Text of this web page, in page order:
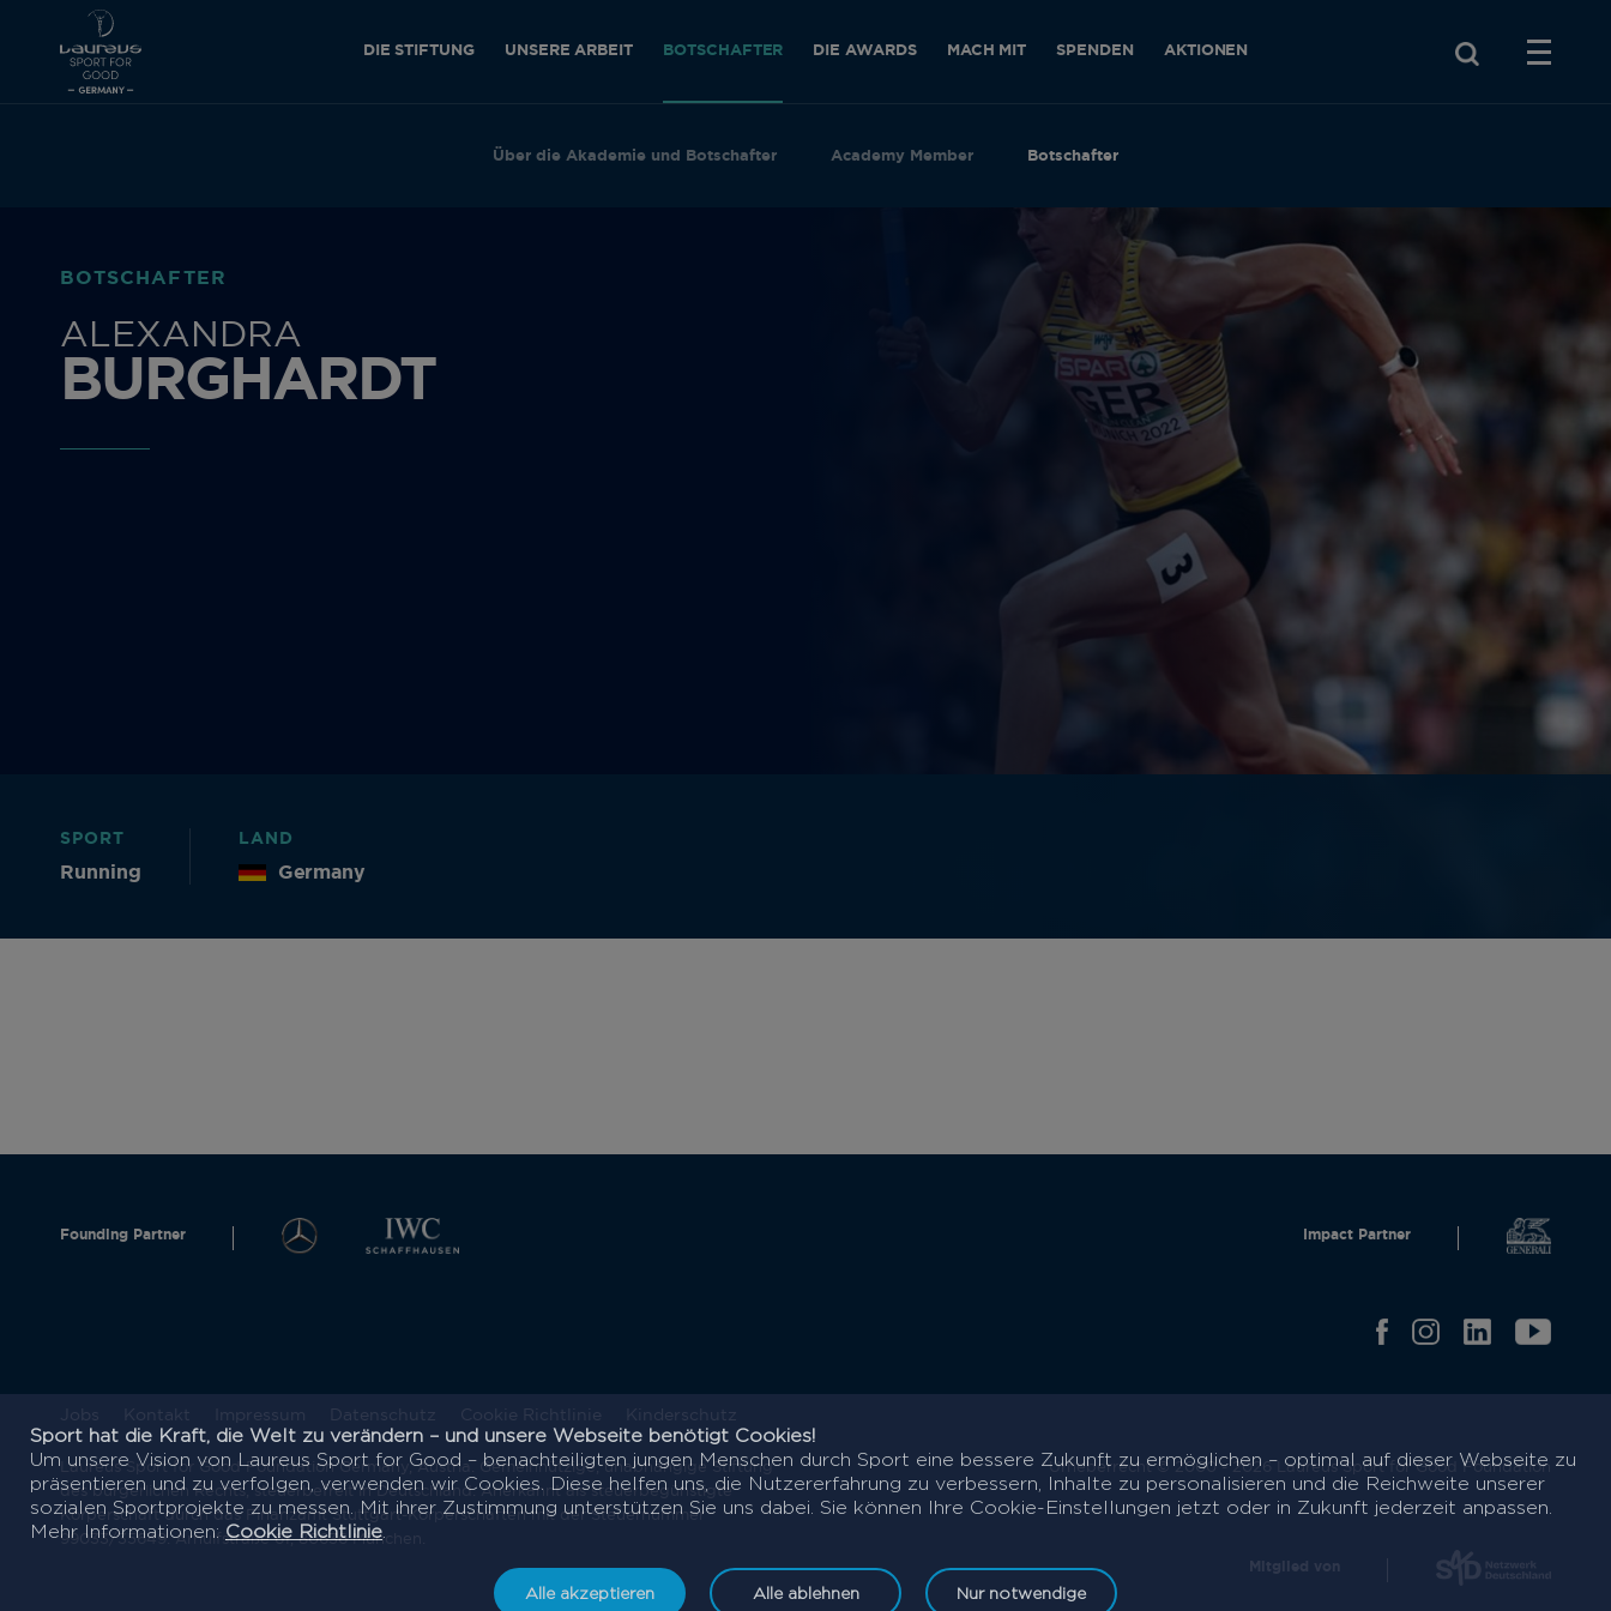
DIE STIFTUNG UNSERE ARBEIT BOTSCHAFTER
Über die Akademie und Botschafter Academy Member Botschafter
DIE AWARDS MACH MIT SPENDEN AKTIONEN
BOTSCHAFTER
ALEXANDRA
BURGHARDT
SPORT
Running
LAND
Germany
Founding Partner Impact Partner
Jobs Kontakt Impressum Datenschutz Cookie Richtlinie Kinderschutz
Laureus Sport for Good Foundation Germany, Austria. Gemeinnützige, unabhängige Stiftung
des bürgerlichen Rechts, steuerbefreit in Deutschland. Anerkannt als steuerbegünstigte
Körperschaft durch das Finanzamt Stuttgart-Körperschaften mit der Steuernummer
99033/35649. Arnulfstraße 61, 80636 München.
Urheberrecht © 2000 - 2026 Laureus Sport for Good Foundation
Mitglied von
Sport hat die Kraft, die Welt zu verändern – und unsere Webseite benötigt Cookies!
Um unsere Vision von Laureus Sport for Good – benachteiligten jungen Menschen durch Sport eine bessere Zukunft zu ermöglichen – optimal auf dieser Webseite zu
präsentieren und zu verfolgen, verwenden wir Cookies. Diese helfen uns, die Nutzererfahrung zu verbessern, Inhalte zu personalisieren und die Reichweite unserer
sozialen Sportprojekte zu messen. Mit ihrer Zustimmung unterstützen Sie uns dabei. Sie können Ihre Cookie-Einstellungen jetzt oder in Zukunft jederzeit anpassen.
Mehr Informationen: Cookie Richtlinie
Alle akzeptieren Alle ablehnen Nur notwendige